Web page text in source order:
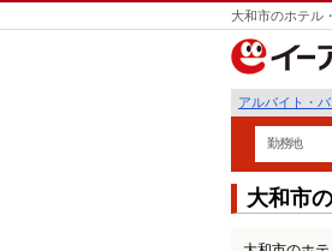
大和市のホテル
アルバイト・
勤務地
大和市